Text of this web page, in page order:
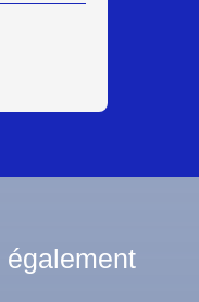
également